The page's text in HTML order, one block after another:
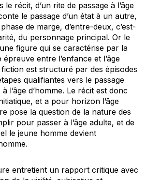
le récit, d’un rite de passage à l’âge
le passage d’un état à un autre,
de marge, d’entre-deux, c’est-
, du personnage principal. Or le
figure qui se caractérise par la
épreuve entre l’enfance et l’âge
est structuré par des épisodes
qualifiantes vers le passage
l’âge d’homme. Le récit est donc
et a pour horizon l’âge
pose la question de la nature des
pour passer à l’âge adulte, et de
le jeune homme devient
entretient un rapport critique avec